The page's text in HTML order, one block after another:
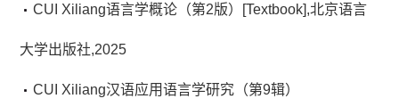
CUI Xiliang语言学概论（第2版）[Textbook],北京语言
大学出版社,2025
CUI Xiliang汉语应用语言学研究（第9辑）